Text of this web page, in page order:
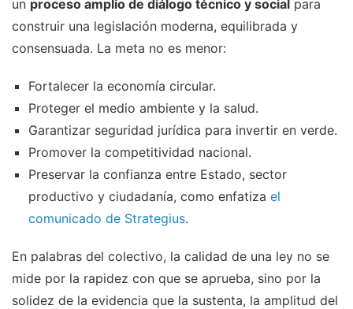
un proceso amplio de diálogo técnico y social para
construir una legislación moderna, equilibrada y
consensuada. La meta no es menor:
Fortalecer la economía circular.
Proteger el medio ambiente y la salud.
Garantizar seguridad jurídica para invertir en verde.
Promover la competitividad nacional.
Preservar la confianza entre Estado, sector
productivo y ciudadanía, como enfatiza el
comunicado de Strategius.
En palabras del colectivo, la calidad de una ley no se
mide por la rapidez con que se aprueba, sino por la
solidez de la evidencia que la sustenta, la amplitud del